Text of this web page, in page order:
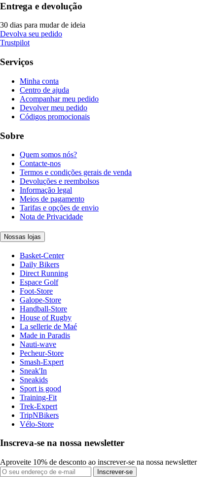
Entrega e devolução
30 dias para mudar de ideia
Devolva seu pedido
Trustpilot
Serviços
Minha conta
Centro de ajuda
Acompanhar meu pedido
Devolver meu pedido
Códigos promocionais
Sobre
Quem somos nós?
Contacte-nos
Termos e condições gerais de venda
Devoluções e reembolsos
Informação legal
Meios de pagamento
Tarifas e opções de envio
Nota de Privacidade
Nossas lojas
Basket-Center
Daily Bikers
Direct Running
Espace Golf
Foot-Store
Galope-Store
Handball-Store
House of Rugby
La sellerie de Maé
Made in Paradis
Nauti-wave
Pecheur-Store
Smash-Expert
Sneak'In
Sneakids
Sport is good
Training-Fit
Trek-Expert
TripNBikers
Vélo-Store
Inscreva-se na nossa newsletter
Aproveite 10% de desconto ao inscrever-se na nossa newsletter
Inscrever-se